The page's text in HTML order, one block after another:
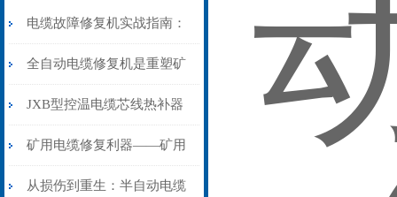
电缆故障修复机实战指南：
从“盲测”到“精确定点”的三
步作业法
全自动电缆修复机是重塑矿
山电力动脉的“智能外科医
生”
JXB型控温电缆芯线热补器
安装与接线：精准修复的工
艺基石
矿用电缆修复利器——矿用
电缆热补机智能控温，安全
从损伤到重生：半自动电缆